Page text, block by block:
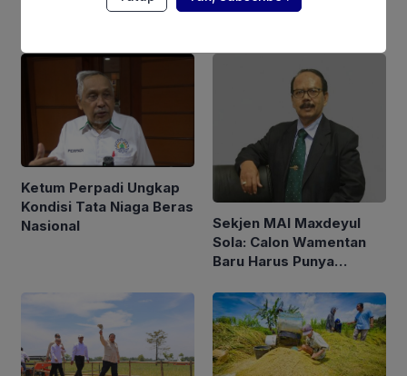
Berita Terkait
Ketum Perpadi Ungkap
Kondisi Tata Niaga Beras
Nasional
Sekjen MAI Maxdeyul
Sola: Calon Wamentan
Baru Harus Punya
Holistik